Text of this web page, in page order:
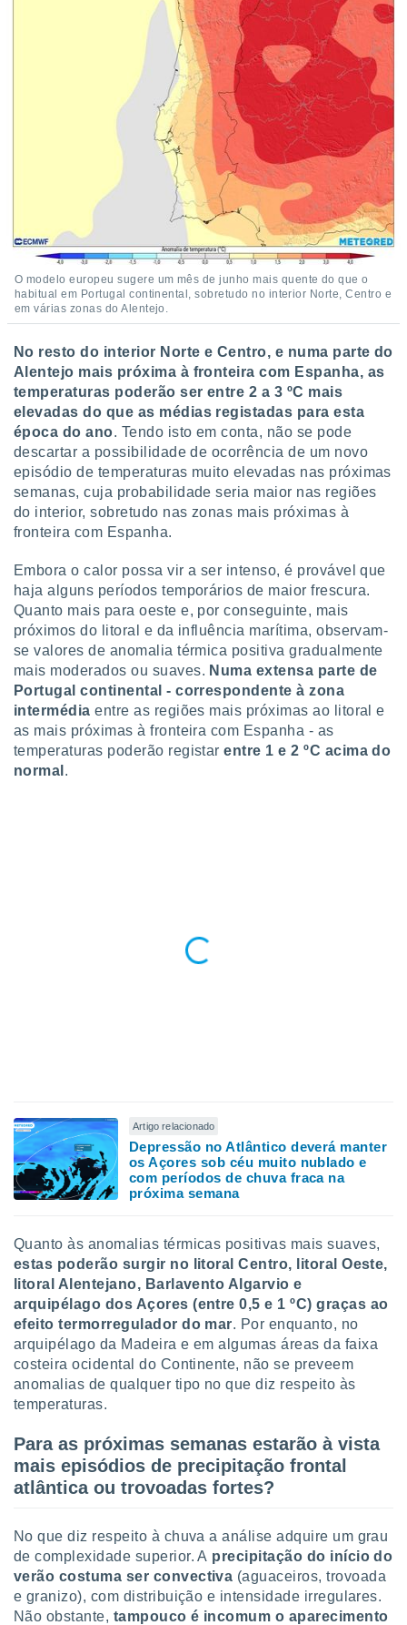
dos
de
ou
de dados
e melhorar
dados
através
estudos
e
de
1199
O modelo europeu sugere um mês de junho mais quente do que o
habitual em Portugal continental, sobretudo no interior Norte, Centro e
em várias zonas do Alentejo.
No resto do interior Norte e Centro, e numa parte do
Alentejo mais próxima à fronteira com Espanha, as
temperaturas poderão ser entre 2 a 3 ºC mais
elevadas do que as médias registadas para esta
época do ano. Tendo isto em conta, não se pode
descartar a possibilidade de ocorrência de um novo
episódio de temperaturas muito elevadas nas próximas
semanas, cuja probabilidade seria maior nas regiões
do interior, sobretudo nas zonas mais próximas à
fronteira com Espanha.
Embora o calor possa vir a ser intenso, é provável que
haja alguns períodos temporários de maior frescura.
Quanto mais para oeste e, por conseguinte, mais
próximos do litoral e da influência marítima, observam-
se valores de anomalia térmica positiva gradualmente
mais moderados ou suaves. Numa extensa parte de
Portugal continental - correspondente à zona
intermédia entre as regiões mais próximas ao litoral e
as mais próximas à fronteira com Espanha - as
temperaturas poderão registarentre 1 e 2 ºC acima do
normal .
Artigo relacionado
Depressão no Atlântico deverá manter
os Açores sob céu muito nublado e
com períodos de chuva fraca na
próxima semana
Quanto às anomalias térmicas positivas mais suaves,
estas poderão surgir no litoral Centro, litoral Oeste,
litoral Alentejano, Barlavento Algarvio e
arquipélago dos Açores (entre 0,5 e 1 ºC) graças ao
efeito termorregulador do mar. Por enquanto, no
arquipélago da Madeira e em algumas áreas da faixa
costeira ocidental do Continente, não se preveem
anomalias de qualquer tipo no que diz respeito às
temperaturas.
Para as próximas semanas estarão à vista
mais episódios de precipitação frontal
atlântica ou trovoadas fortes?
No que diz respeito à chuva a análise adquire um grau
de complexidade superior. A precipitação do início do
verão costuma ser convectiva (aguaceiros, trovoada
e granizo), com distribuição e intensidade irregulares.
Não obstante, tampouco é incomum o aparecimento